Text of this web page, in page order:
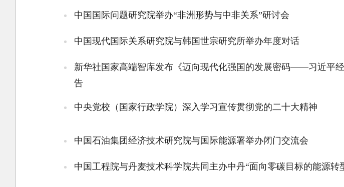
中国国际问题研究院举办“非洲形势与中非关系”研讨会
中国现代国际关系研究院与韩国世宗研究所举办年度对话
新华社国家高端智库发布《迈向现代化强国的发展密码——习近平
告
中央党校（国家行政学院）深入学习宣传贯彻党的二十大精神
中国石油集团经济技术研究院与国际能源署举办闭门交流会
中国工程院与丹麦技术科学院共同主办中丹“面向零碳目标的能源转